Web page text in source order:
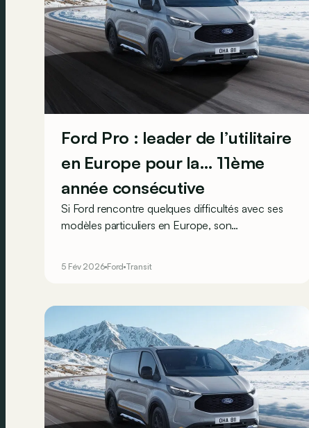
Ford Pro : leader de l’utilitaire
en Europe pour la… 11ème
année consécutive
Si Ford rencontre quelques difficultés avec ses
modèles particuliers en Europe, son
5 Fév 2026 Ford Transit